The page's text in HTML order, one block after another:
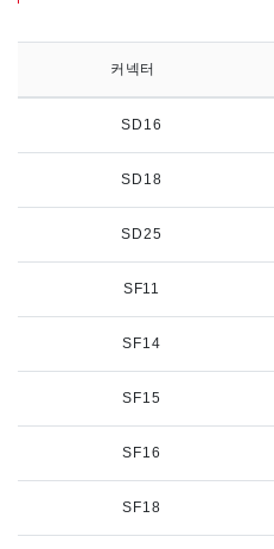
커넥터
SD16
SD18
SD25
SF11
SF14
SF15
SF16
SF18